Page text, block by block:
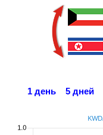
1 день 5 дней